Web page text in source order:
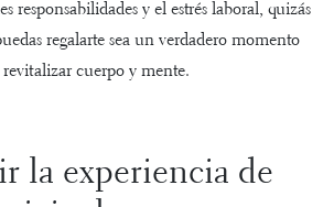
responsabilidades y el estrés laboral, quizás
regalarte sea un verdadero momento
cuerpo y mente.
la experiencia de